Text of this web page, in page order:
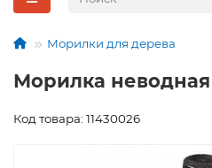
Морилки для дерева
Морилка
Код товара: 11430026